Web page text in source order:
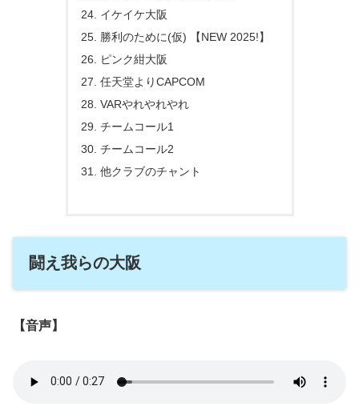
イケイケ大阪
勝利のために(仮) 【NEW 2025!】
ピンク紺大阪
任天堂よりCAPCOM
VARやれやれやれ
チームコール1
チームコール2
他クラブのチャント
闘え我らの大阪
【音声】